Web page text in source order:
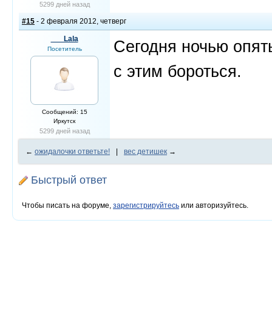
5299 дней назад
#15 - 2 февраля 2012, четверг
___Lala
Посетитель
Сообщений: 15
Иркутск
5299 дней назад
Сегодня ночью
с этим бороться.
← ожидалочки ответьте! вес детишек →
Быстрый ответ
Чтобы писать на форуме, зарегистрируйтесь или авторизуйтесь.